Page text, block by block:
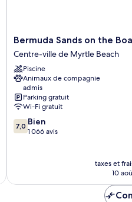
Bermuda
Sands
on
the
Boardwalk
Centre-
ville
de
Myrtle
Beach
Bermuda Sands on the
Centre-ville de Myrtle Beach
Piscine
Animaux de compagnie
admis
Parking gratuit
Wi-Fi gratuit
7.0
sur
7,0 Bien
1 066 avis
taxes et
10